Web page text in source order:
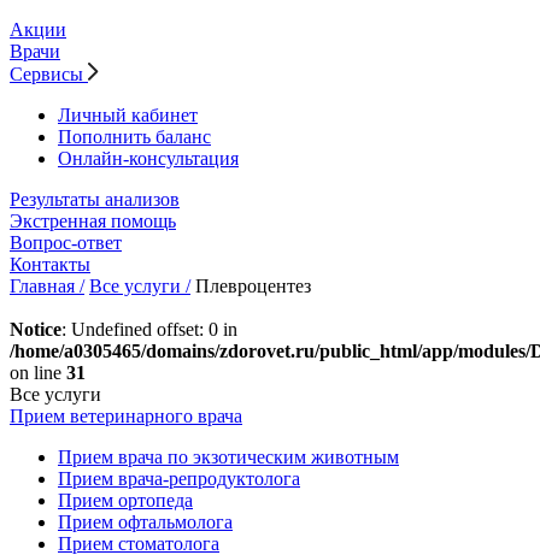
Акции
Врачи
Сервисы
Личный кабинет
Пополнить баланс
Онлайн-консультация
Результаты анализов
Экстренная помощь
Вопрос-ответ
Контакты
Главная / Все услуги / Плевроцентез
Notice: Undefined offset: 0 in
/home/a0305465/domains/zdorovet.ru/public_html/app/
on line 31
Все услуги
Прием ветеринарного врача
Прием врача по экзотическим животным
Прием врача-репродуктолога
Прием ортопеда
Прием офтальмолога
Прием стоматолога